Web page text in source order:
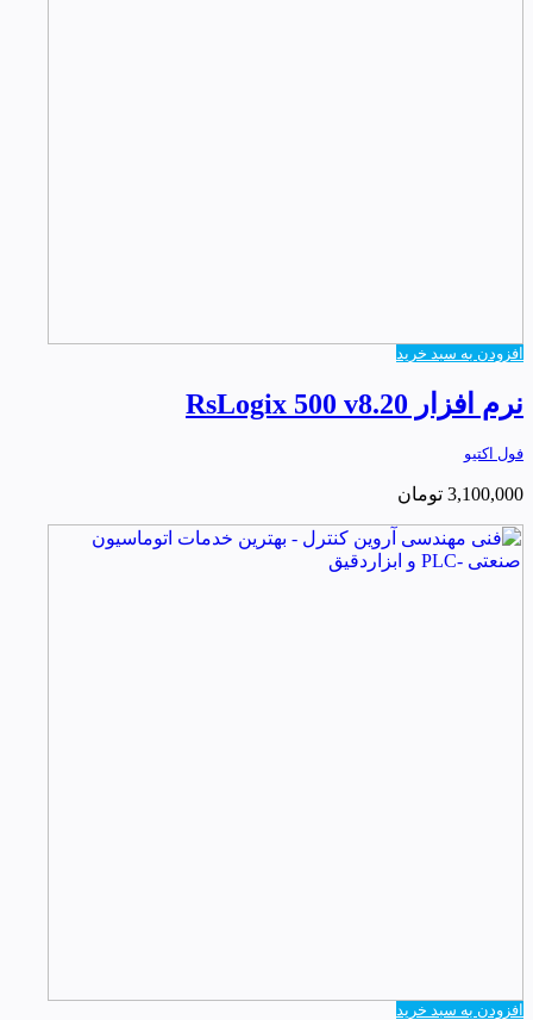
افزودن به سبد خرید
نرم افزار RsLogix 500 v8.20
فول اکتیو
3,100,000 تومان
افزودن به سبد خرید